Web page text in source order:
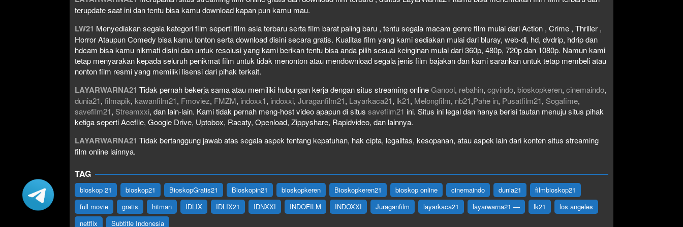
terupdate saat ini dan tentu bisa kamu download kapan pun kamu mau.
LW21 Menyediakan segala kategori film seperti film asia terbaru serta film barat paling baru , tentu segala macam genre film mulai dari Action , Crime , Thriller ,
Horror Ataupun Comedy bisa kamu tonton serta download disini secara gratis. Kualitas film yang kami sediakan mulai dari bluray, web-dl, hd, dvdrip, hdrip dan
hdcam bisa kamu nikmati disini dan untuk resolusi yang kami berikan tentu bisa anda pilih sesuai keinginan mulai dari 360p, 480p, 720p dan 1080p. Namun kami
tetap menyarakan kepada seluruh penikmat film untuk tidak menonton atau mendownload segala jenis film bajakan dan kami sarankan untuk tetap membeli atau
nonton film resmi yang memiliki lisensi dari pihak terkait.
LAYARWARNA21 Tidak pernah bekerja sama atau memiliki hubungan kerja dengan situs streaming onlineGanool, rebahin, cgvindo, bioskopkeren, cinemaindo,
dunia21, filmapik, kawanfilm21, Fmoviez, FMZM, indoxx1, indoxxi, Juraganfilm21, Layarkaca21, lk21, Melongfilm, nb21,Pahe in, Pusatfilm21, Sogafime,
savefilm21, Streamxxi, dan lain-lain. Kami tidak pernah meng-host video apapun di situs savefilm21 ini. Situs ini legal dan hanya berisi tautan menuju situs pihak
ketiga seperti Acefile, Google Drive, Uptobox, Racaty, Openload, Zippyshare, Rapidvideo, dan lainnya.
LAYARWARNA21 Tidak bertanggung jawab atas segala aspek tentang kepatuhan, hak cipta, legalitas, kesopanan, atau aspek lain dari konten situs streaming
film online lainnya.
TAG
bioskop 21 bioskop21 BioskopGratis21 Bioskopin21 bioskopkeren Bioskopkeren21 bioskop online cinemaindo dunia21
filmbioskop21
full movie
gratis hitman IDLIX IDLIX21 IDNXXI INDOFILM INDOXXI Juraganfilm layarkaca21 layarwarna21 — lk21
los angeles
netflix
Subtitle Indonesia